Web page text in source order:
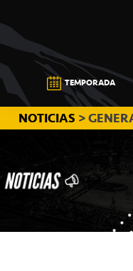
a
la
navegación
principal
al
contenido
principal
a
la
barra
lateral
principal
CB
CANARIAS
TEMPORADA
NOTICIAS >